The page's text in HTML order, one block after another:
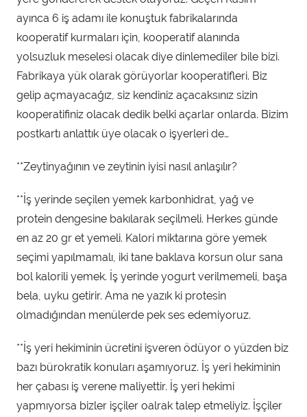
ayınca 6 iş adamı ile konuştuk fabrikalarında
kooperatif kurmaları için, kooperatif alanında
yolsuzluk meselesi olacak diye dinlemediler bile bizi.
Fabrikaya yük olarak görüyorlar kooperatifleri. Biz
gelip açmayacağız, siz kendiniz açacaksınız sizin
kooperatifiniz olacak dedik belki açarlar onlarda. Bizim
postkartı anlattık üye olacak o işyerleri de…
**Zeytinyağının ve zeytinin iyisi nasıl anlaşılır?
**İş yerinde seçilen yemek karbonhidrat, yağ ve
protein dengesine bakılarak seçilmeli. Herkes günde
en az 20 gr et yemeli. Kalori miktarına göre yemek
seçimi yapılmamalı, iki tane baklava korsun olur sana
bol kalorili yemek. İş yerinde yogurt verilmemeli, başa
bela, uyku getirir. Ama ne yazık ki protesin
olmadığından menülerde pek ses edemiyoruz.
**İş yeri hekiminin ücretini işveren ödüyor o yüzden biz
bazı bürokratik konuları aşamıyoruz. İş yeri hekiminin
her çabası iş verene maliyettir. İş yeri hekimi
yapmıyorsa bizler işçiler oalrak talep etmeliyiz. İşçiler